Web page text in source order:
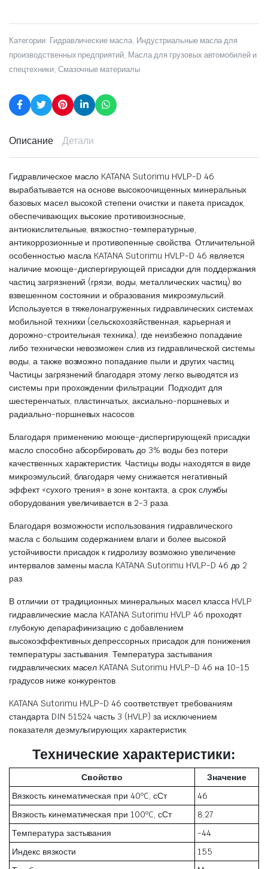
Категории: Гидравлические масла, Индустриальные масла для
производственных предприятий, Масла для грузовых автомобилей и
спецтехники, Смазочные материалы
Описание Детали
Гидравлическое масло KATANA Sutorimu HVLP-D 46
вырабатывается на основе высокоочищенных минеральных
базовых масел высокой степени очистки и пакета присадок,
обеспечивающих высокие противоизносные,
антиокислительные, вязкостно-температурные,
антикоррозионные и противопенные свойства. Отличительной
особенностью масла KATANA Sutorimu HVLP-D 46 является
наличие моюще-диспергирующей присадки для поддержания
частиц загрязнений (грязи, воды, металлических частиц) во
взвешенном состоянии и образования микроэмульсий.
Используется в тяжелонагруженных гидравлических системах
мобильной техники (сельскохозяйственная, карьерная и
дорожно-строительная техника), где неизбежно попадание
либо технически невозможен слив из гидравлической системы
воды, а также возможно попадание пыли и других частиц.
Частицы загрязнений благодаря этому легко выводятся из
системы при прохождении фильтрации. Подходит для
шестеренчатых, пластинчатых, аксиально-поршневых и
радиально-поршневых насосов.
Благодаря применению моюще-диспергирующекй присадки
масло способно абсорбировать до 3% воды без потери
качественных характеристик. Частицы воды находятся в виде
микроэмульсий, благодаря чему снижается негативный
эффект «сухого трения» в зоне контакта, а срок службы
оборудования увеличивается в 2-3 раза.
Благодаря возможности использования гидравлического
масла с большим содержанием влаги и более высокой
устойчивости присадок к гидролизу возможно увеличение
интервалов замены масла KATANA Sutorimu HVLP-D 46 до 2
раз.
В отличии от традиционных минеральных масел класса HVLP
гидравлические масла KATANA Sutorimu HVLP 46 проходят
глубокую депарафинизацию с добавлением
высокоэффективных депрессорных присадок для понижения
температуры застывания. Температура застывания
гидравлических масел KATANA Sutorimu HVLP-D 46 на 10-15
градусов ниже конкурентов.
KATANA Sutorimu HVLP-D 46 соответствует требованиям
стандарта DIN 51524 часть 3 (HVLP) за исключением
показателя деэмульгирующих характеристик.
Технические характеристики:
Свойство
Значение
Вязкость кинематическая при 40ºC, сСт
46
Вязкость кинематическая при 100ºC, сСт
8.27
Температура застывания
-44
Индекс вязкости
155